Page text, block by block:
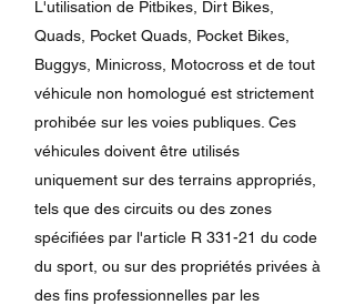
L'utilisation de Pitbikes, Dirt Bikes,
Quads, Pocket Quads, Pocket Bikes,
Buggys, Minicross, Motocross et de tout
véhicule non homologué est strictement
prohibée sur les voies publiques. Ces
véhicules doivent être utilisés
uniquement sur des terrains appropriés,
tels que des circuits ou des zones
spécifiées par l'article R 331-21 du code
du sport, ou sur des propriétés privées à
des fins professionnelles par les